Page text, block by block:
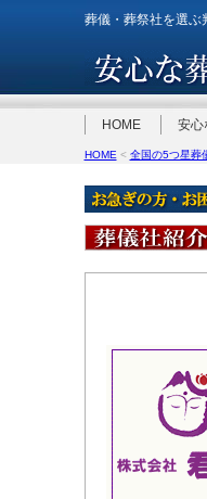
葬儀・葬祭社を選ぶ
HOME 安心
HOME < 全国の5つ星葬